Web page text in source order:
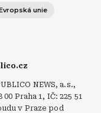
unie
NEWS, a.s.,
Praha 1, IČ: 225 51
v Praze pod